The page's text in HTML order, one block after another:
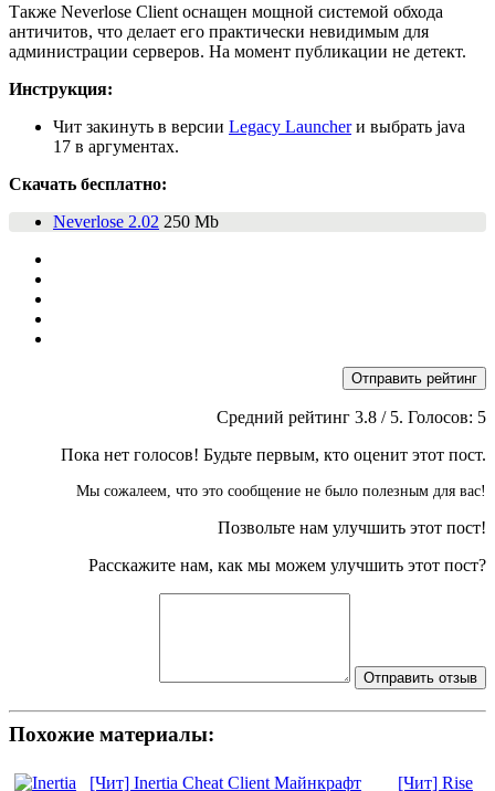
Также Neverlose Client оснащен мощной системой обхода
античитов, что делает его практически невидимым для
администрации серверов. На момент публикации не детект.
Инструкция:
Чит закинуть в версии Legacy Launcherи выбрать java
17 в аргументах.
Скачать бесплатно:
Neverlose 2.02 250 Mb
Отправить рейтинг
Средний рейтинг 3.8 / 5. Голосов: 5
Пока нет голосов! Будьте первым, кто оценит этот пост.
Мы сожалеем, что это сообщение не было полезным для вас!
Позвольте нам улучшить этот пост!
Расскажите нам, как мы можем улучшить этот пост?
Отправить отзыв
Похожие материалы:
[Чит] Inertia Cheat Client Майнкрафт [Чит] Rise